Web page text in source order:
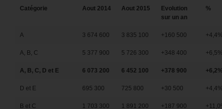
Catégorie Aout 2014 Aout 2015
Evolution
sur un an
%
A 3 674 600 3 835 100 +160 500
A, B, C 5 377 900 5 726 300 +348 400
A, B, C, D et E 6 073 200 6 452 100 +378 900
D et E 695 300 725 800 +30 500
B et C 1 703 300 1 891 200 +187 900